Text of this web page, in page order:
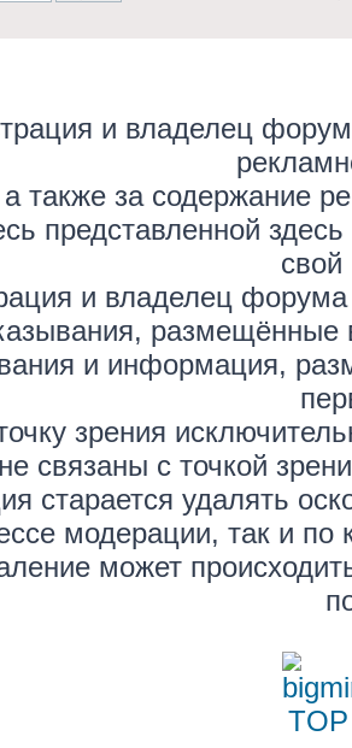
и владелец
а также за содержание
представленной
свой
и владелец форума
размещённые
и информация,
зрения
связаны с точкой
старается удалять
модерации, так и по
может